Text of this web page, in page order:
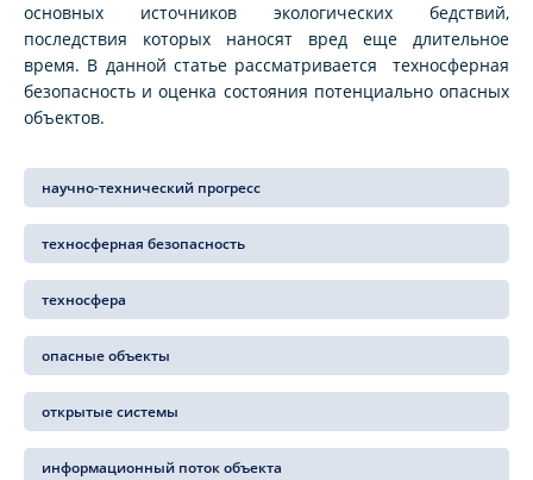
основных источников экологических бедствий,
последствия которых наносят вред еще длительное
время. В данной статье рассматривается техносферная
безопасность и оценка состояния потенциально опасных
объектов.
научно-технический прогресс
техносферная безопасность
техносфера
опасные объекты
открытые системы
информационный поток объекта